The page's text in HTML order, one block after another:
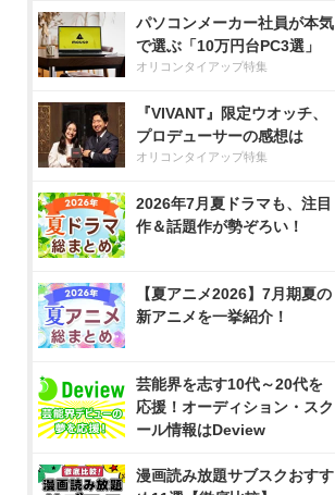
パソコンメーカー社員が本気
で選ぶ「10万円台PC3選」
オリコンタイアップ特集
『VIVANT』限定ウオッチ、
プロデューサーの感想は
オリコンタイアップ特集
2026年7月夏ドラマも、注目
作＆話題作が勢ぞろい！
【夏アニメ2026】7月期夏の
新アニメを一挙紹介！
芸能界を志す10代～20代を
応援！オーディション・スク
ール情報はDeview
漫画読み放題サブスクおすす